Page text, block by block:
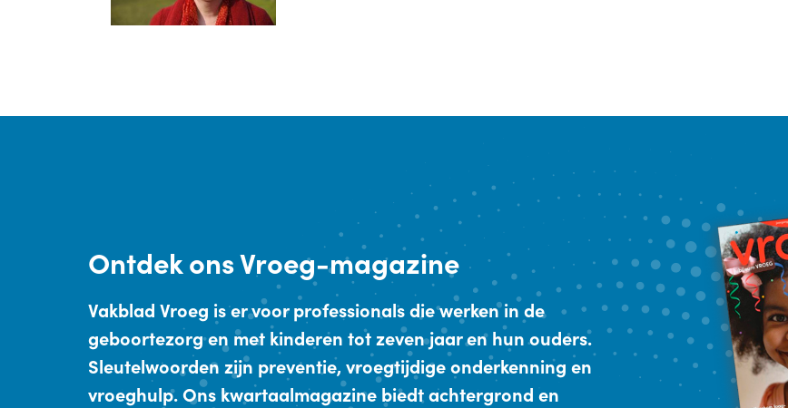
Ontdekons Vroeg-magazine
Vakblad Vroeg is er voor professionals die werken in de
geboortezorg en met kinderen tot zeven jaar en hun ouders.
Sleutelwoorden zijn preventie, vroegtijdige onderkenning en
vroeghulp. Ons kwartaalmagazine biedt achtergrond en